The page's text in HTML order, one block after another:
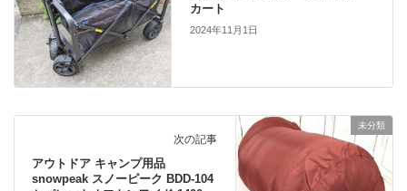
カート
2024年11月1日
未分類
次の記事
アウトドア キャンプ用品
snowpeak スノーピーク BDD-104